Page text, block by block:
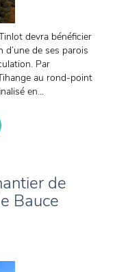
devra bénéficier
de ses parois
Par
au rond-point
en...
de
Bauce